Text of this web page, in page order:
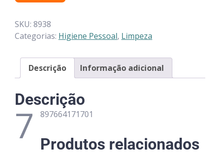
SKU: 8938
Categorias: Higiene Pessoal, Limpeza
Descrição Informação adicional
Descrição
7 897664171701
Produtos relacionados